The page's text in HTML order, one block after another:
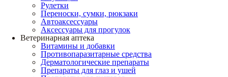
Рулетки
Переноски, сумки, рюкзаки
Автоаксессуары
Аксессуары для прогулок
Ветеринарная аптека
Витамины и добавки
Противопаразитарные средства
Дерматологические препараты
Препараты для глаз и ушей